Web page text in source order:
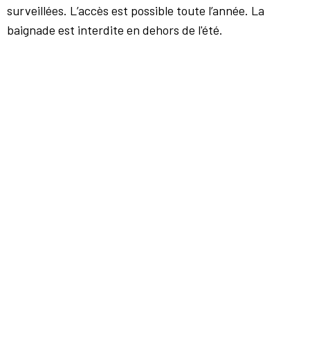
surveillées. L’accès est possible toute l’année. La
baignade est interdite en dehors de l'été.